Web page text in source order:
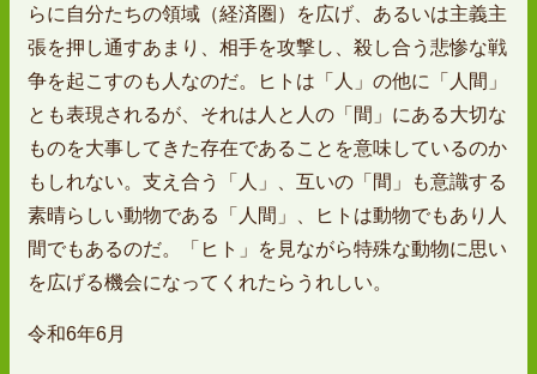
らに自分たちの領域（経済圏）を広げ、あるいは主義主
張を押し通すあまり、相手を攻撃し、殺し合う悲惨な戦
争を起こすのも人なのだ。ヒトは「人」の他に「人間」
とも表現されるが、それは人と人の「間」にある大切な
ものを大事してきた存在であることを意味しているのか
もしれない。支え合う「人」、互いの「間」も意識する
素晴らしい動物である「人間」、ヒトは動物でもあり人
間でもあるのだ。「ヒト」を見ながら特殊な動物に思い
を広げる機会になってくれたらうれしい。
令和6年6月